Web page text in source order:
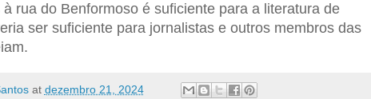
rua do Benformoso é suficiente para a literatura de
ser suficiente para jornalistas e outros membros das
at dezembro 21, 2024